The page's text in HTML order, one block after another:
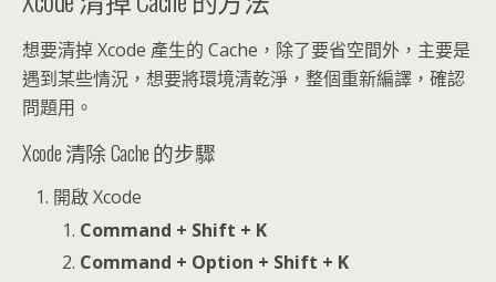
想要清掉 Xcode 產生的 Cache，除了要省空間外，主要是
遇到某些情況，想要將環境清乾淨，整個重新編譯，確認
問題用。
Xcode 清除 Cache 的步驟
開啟 Xcode
Command + Shift + K
Command + Option + Shift + K